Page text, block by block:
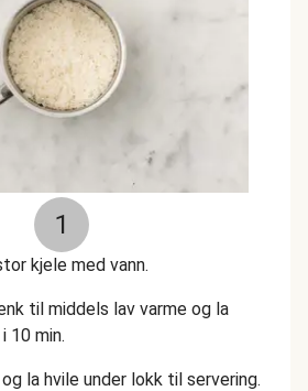
1
kjele med vann.
til middels lav varme og la
10 min.
la hvile under lokk til servering.